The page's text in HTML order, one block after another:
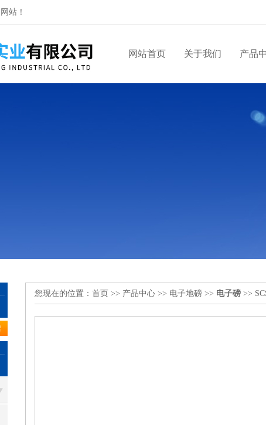
站！
网站首页 关于我们 产品
您现在的位置： 首页 >> 产品中心 >> 电子地磅 >> 电子磅 >>